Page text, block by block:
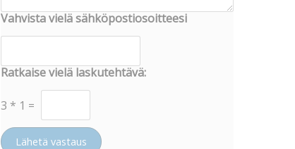
Vahvista vielä sähköpostiosoitteesi
Ratkaise vielä laskutehtävä:
3 * 1 =
Lähetä vastaus